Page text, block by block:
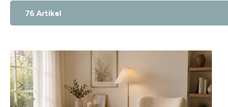
76 Artikel